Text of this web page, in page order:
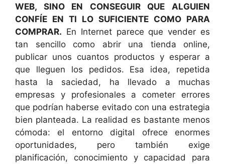
WEB, SINO EN CONSEGUIR QUE ALGUIEN
CONFÍE EN TI LO SUFICIENTE COMO PARA
COMPRAR. En Internet parece que vender es
tan sencillo como abrir una tienda online,
publicar unos cuantos productos y esperar a
que lleguen los pedidos. Esa idea, repetida
hasta la saciedad, ha llevado a muchas
empresas y profesionales a cometer errores
que podrían haberse evitado con una estrategia
bien planteada. La realidad es bastante menos
cómoda: el entorno digital ofrece enormes
oportunidades, pero también exige
planificación, conocimiento y capacidad para